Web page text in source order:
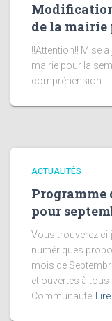
de la mairie
!!Attention!! Mise
mairie pour la
compréhension.
ACTUALITÉS
Programme
pour
Vous trouverez
numériques
mois de
et ouvertes à tous
Communauté